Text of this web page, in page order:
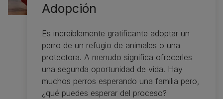
Adopción
Es increíblemente gratificante adoptar un
perro de un refugio de animales o una
protectora. A menudo significa ofrecerles
una segunda oportunidad de vida. Hay
muchos perros esperando una familia pero,
¿qué puedes esperar del proceso?